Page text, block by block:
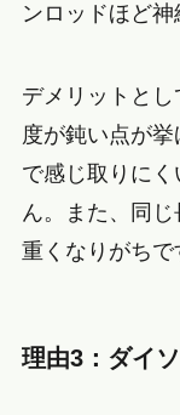
ンロッドほど神
デメリットと
度が鈍い点が
で感じ取りに
ん。また、同
重くなりがちで
理由3：ダイ